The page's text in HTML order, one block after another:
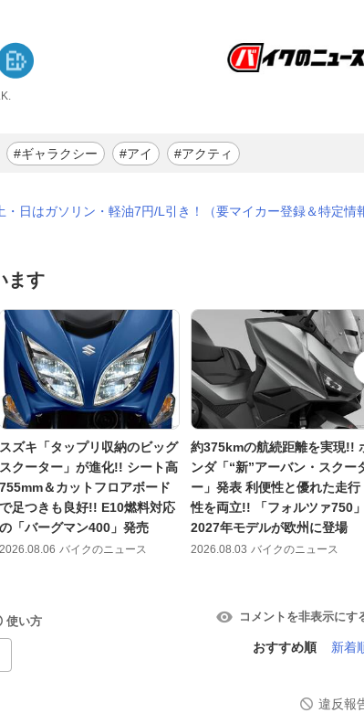
#ギャラクシー #アイ #アクティ
・日はガソリン・軽油7円/L引き！（要マイカー登録＆特定情
ます
スズキ「タップリ収納のビッグ
スクーター」が進化!! シート高
755mm＆カットフロアボード
で足つきも良好!! E10燃料対応
の「バーグマン400」発売
2026.08.06 バイクのニュース
約375kmの航続距離を実現!!
ンダ「“新”アーバン・スクー
ー」発表 利便性と優れた走行
性を両立!! 「フォルツァ750」
2027年モデルが欧州に登場
2026.08.03 バイクのニュース
使い方 コメントを非表示にす
おすすめ順 新着
違反報